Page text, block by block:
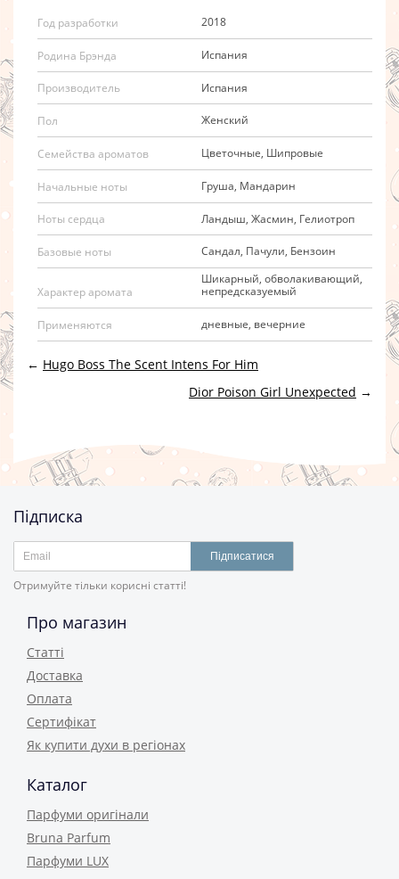
Год разработки 2018
Родина Брэнда Испания
Производитель Испания
Пол Женский
Семейства ароматов Цветочные, Шипровые
Начальные ноты Груша, Мандарин
Ноты сердца Ландыш, Жасмин, Гелиотроп
Базовые ноты Сандал, Пачули, Бензоин
Характер аромата
Шикарный, обволакивающий,
непредсказуемый
Применяются дневные, вечерние
← Hugo Boss The Scent Intens For Him
Dior Poison Girl Unexpected →
Підписка
Підписатися
Отримуйте тільки корисні статті!
Про магазин
Статті
Доставка
Оплата
Сертифікат
Як купити духи в регіонах
Каталог
Парфуми оригінали
Bruna Parfum
Парфуми LUX